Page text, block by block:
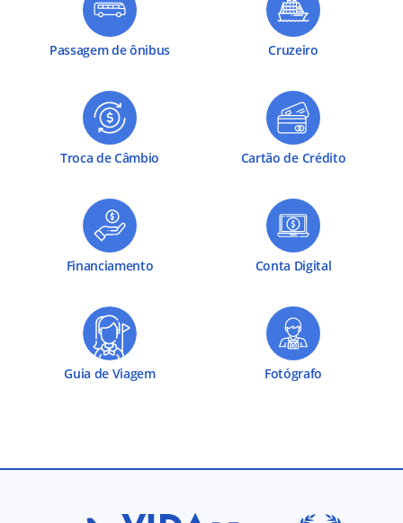
Passagem de ônibus Cruzeiro
Troca de Câmbio Cartão de Crédito
Financiamento Conta Digital
Guia de Viagem Fotógrafo